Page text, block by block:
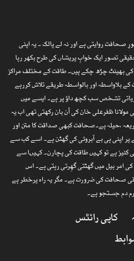
روایتی ہے اور نہ لے پالک ۔ یہ اپنی
تصور ایک خوابِ پریشاں کی طرح بکھر رہا
بھینٹ چڑھ چکے ہیں۔ طاقت کے مختلف مراکز
بلاواسطہ اور بالواسطہ طریقے تلاش کررہے
تشخص سب کچھ داؤ پر ہے۔ ایسے میں
ظفرعلی خان کی آن بان رکھتی تھی اب یہ
،حیلہ ہے۔صحافت کبھی صداقت کا متن اور
اپنی ہی بے آبروئی کی گھٹن ہے۔ اسے کب سے
کنیز ہے تو کہیں طاقت کی پچارن۔ کہیںا سے
امر بیل میں گھٹتی گھِرتی رہتی ہے۔ اس
صحافت کی ضرورت ہے۔ مگر یہ راہ پرخطر ہے
دم جستجو ہے۔
کاپی رائٹس